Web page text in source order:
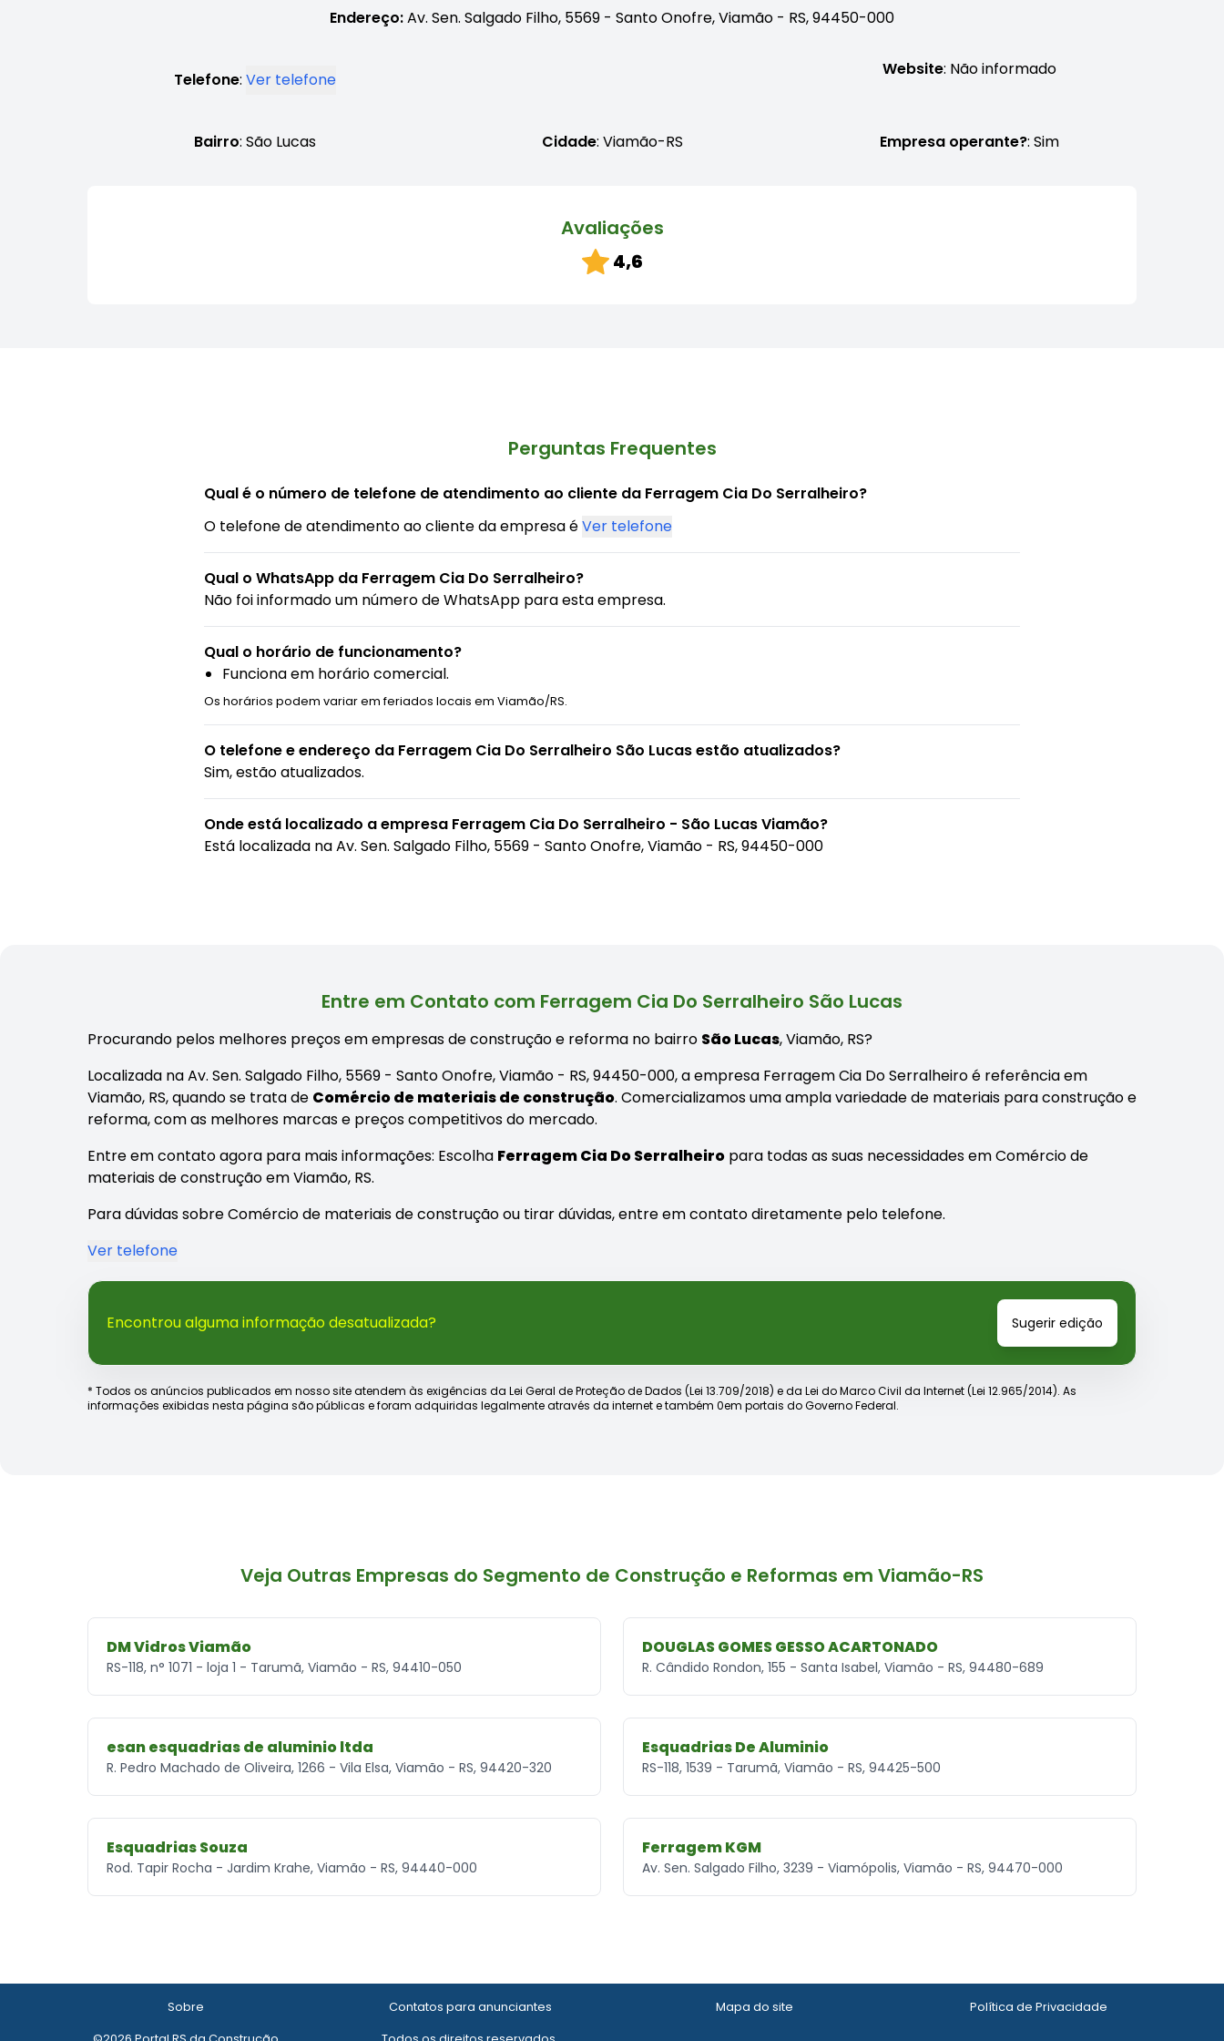
Endereço:Av. Sen. Salgado Filho, 5569 - Santo Onofre, Viamão - RS, 94450-000
Telefone: Ver telefone
Website: Não informado
Bairro: São Lucas Cidade: Viamão-RS Empresa operante?: Sim
Avaliações
4,6
Perguntas Frequentes
Qual é o número de telefone de atendimento ao cliente da Ferragem Cia Do Serralheiro?
O telefone de atendimento ao cliente da empresa éVer telefone
Qual o WhatsApp da Ferragem Cia Do Serralheiro?
Não foi informado um número de WhatsApp para esta empresa.
Qual o horário de funcionamento?
Funciona em horário comercial.
Os horários podem variar em feriados locais em Viamão/RS.
O telefone e endereço da Ferragem Cia Do Serralheiro São Lucas estão atualizados?
Sim, estão atualizados.
Onde está localizado a empresa Ferragem Cia Do Serralheiro - São Lucas Viamão?
Está localizada naAv. Sen. Salgado Filho, 5569 - Santo Onofre, Viamão - RS, 94450-000
Entre em Contato com Ferragem Cia Do Serralheiro São Lucas
Procurando pelos melhores preços em empresas de construção e reforma no bairro São Lucas, Viamão, RS?
Localizada na Av. Sen. Salgado Filho, 5569 - Santo Onofre, Viamão - RS, 94450-000, a empresa Ferragem Cia Do Serralheiro é referência em
Viamão, RS, quando se trata de Comércio de materiais de construção. Comercializamos uma ampla variedade de materiais para construção e
reforma, com as melhores marcas e preços competitivos do mercado.
Entre em contato agora para mais informações: Escolha Ferragem Cia Do Serralheiro para todas as suas necessidades em Comércio de
materiais de construção em Viamão, RS.
Para dúvidas sobre Comércio de materiais de construção ou tirar dúvidas, entre em contato diretamente pelo telefone.
Ver telefone
Encontrou alguma informação desatualizada? Sugerir edição
* Todos os anúncios publicados em nosso site atendem às exigências da Lei Geral de Proteção de Dados (Lei 13.709/2018) e da Lei do Marco Civil da Internet (Lei 12.965/2014). As
informações exibidas nesta página são públicas e foram adquiridas legalmente através da internet e também 0em portais do Governo Federal.
Veja Outras Empresas do Segmento de Construção e Reformas em Viamão-RS
DM Vidros Viamão
RS-118, n° 1071 - loja 1 - Tarumã, Viamão - RS, 94410-050
DOUGLAS GOMES GESSO ACARTONADO
R. Cândido Rondon, 155 - Santa Isabel, Viamão - RS, 94480-689
esan esquadrias de aluminio ltda
R. Pedro Machado de Oliveira, 1266 - Vila Elsa, Viamão - RS, 94420-320
Esquadrias De Aluminio
RS-118, 1539 - Tarumã, Viamão - RS, 94425-500
Esquadrias Souza
Rod. Tapir Rocha - Jardim Krahe, Viamão - RS, 94440-000
Ferragem KGM
Av. Sen. Salgado Filho, 3239 - Viamópolis, Viamão - RS, 94470-000
Sobre Contatos para anunciantes Mapa do site Política de Privacidade